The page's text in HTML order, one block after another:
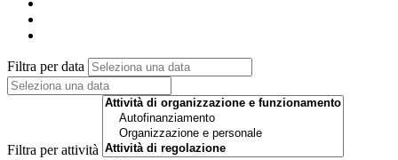
Filtra per data
Filtra per attività